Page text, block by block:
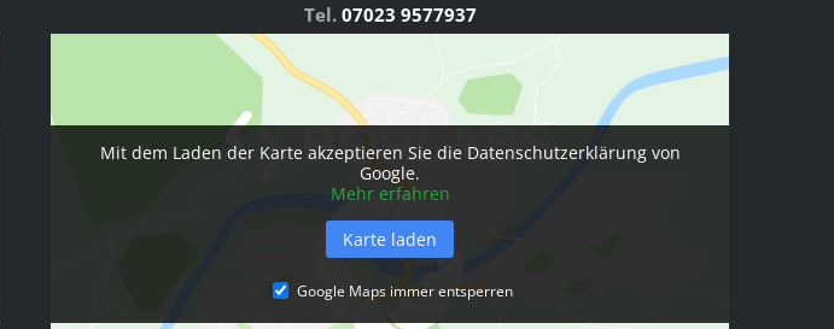
Tel. 07023 9577937
Mit dem Laden der Karte akzeptieren Sie die Datenschutzerklärung von
Google.
Mehr erfahren
Karte laden
Google Maps immer entsperren